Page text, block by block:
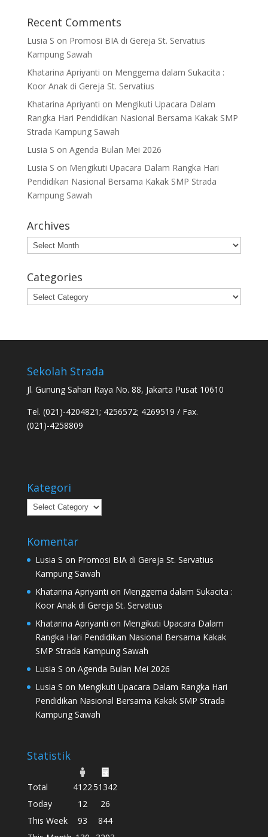
Recent Comments
Lusia S on Promosi BIA di Gereja St. Servatius
Kampung Sawah
Khatarina Apriyanti on Menggema dalam Sukacita :
Koor Anak di Gereja St. Servatius
Khatarina Apriyanti on Mengikuti Upacara Dalam
Rangka Hari Pendidikan Nasional Bersama Kakak SMP
Strada Kampung Sawah
Lusia S on Agenda Bulan Mei 2026
Lusia S on Mengikuti Upacara Dalam Rangka Hari
Pendidikan Nasional Bersama Kakak SMP Strada
Kampung Sawah
Archives
Archives
Categories
Categories
Sekolah Strada
Jl. Gunung Sahari Raya No. 88, Jakarta Pusat 10610
Tel. (021)-4204821; 4256572; 4269519 / Fax.
(021)-4258809
Kategori
Kategori
Komentar
Lusia S on Promosi BIA di Gereja St. Servatius
Kampung Sawah
Khatarina Apriyanti on Menggema dalam Sukacita :
Koor Anak di Gereja St. Servatius
Khatarina Apriyanti on Mengikuti Upacara Dalam
Rangka Hari Pendidikan Nasional Bersama Kakak
SMP Strada Kampung Sawah
Lusia S on Agenda Bulan Mei 2026
Lusia S on Mengikuti Upacara Dalam Rangka Hari
Pendidikan Nasional Bersama Kakak SMP Strada
Kampung Sawah
Statistik
Total 412251342
Today
12
26
This Week
93
844